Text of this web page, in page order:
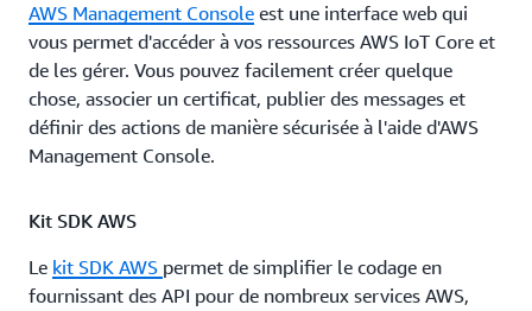
AWS Management Console est une interface web qui
vous permet d'accéder à vos ressources AWS IoT Core et
de les gérer. Vous pouvez facilement créer quelque
chose, associer un certificat, publier des messages et
définir des actions de manière sécurisée à l'aide d'AWS
Management Console.
Kit SDK AWS
Le kit SDK AWS permet de simplifier le codage en
fournissant des API pour de nombreux services AWS,